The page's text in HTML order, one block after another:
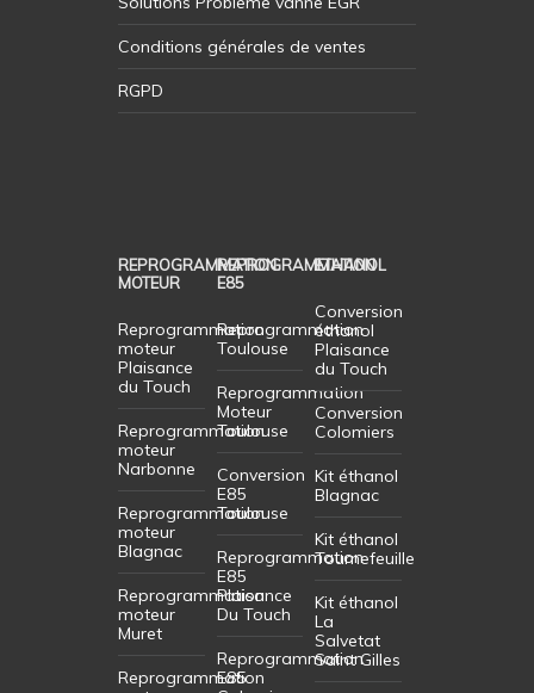
Conditions générales de ventes
RGPD
REPROGRAMMATION
MOTEUR
Reprogrammation
moteur
Plaisance
du Touch
Reprogrammation
moteur
Narbonne
Reprogrammation
moteur
Blagnac
Reprogrammation
moteur
Muret
Reprogrammation
REPROGRAMMATION
E85
Reprogrammation
Toulouse
Reprogrammation
Moteur
Toulouse
Conversion
E85
Toulouse
Reprogrammation
E85
Plaisance
Du Touch
Reprogrammation
E85
ETHANOL
Conversion
éthanol
Plaisance
du Touch
Conversion
Colomiers
Kit éthanol
Blagnac
Kit éthanol
Tournefeuille
Kit éthanol
La
Salvetat
Saint Gilles